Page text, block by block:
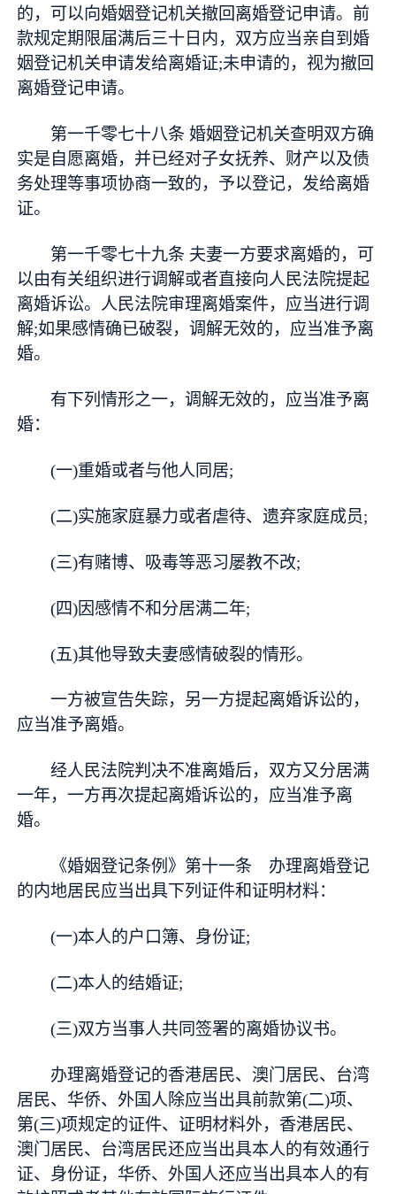
的，可以向婚姻登记机关撤回离婚登记申请。前
款规定期限届满后三十日内，双方应当亲自到婚
姻登记机关申请发给离婚证;未申请的，视为撤回
离婚登记申请。
第一千零七十八条 婚姻登记机关查明双方确
实是自愿离婚，并已经对子女抚养、财产以及债
务处理等事项协商一致的，予以登记，发给离婚
证。
第一千零七十九条 夫妻一方要求离婚的，可
以由有关组织进行调解或者直接向人民法院提起
离婚诉讼。人民法院审理离婚案件，应当进行调
解;如果感情确已破裂，调解无效的，应当准予离
婚。
有下列情形之一，调解无效的，应当准予离
婚：
(一)重婚或者与他人同居;
(二)实施家庭暴力或者虐待、遗弃家庭成员;
(三)有赌博、吸毒等恶习屡教不改;
(四)因感情不和分居满二年;
(五)其他导致夫妻感情破裂的情形。
一方被宣告失踪，另一方提起离婚诉讼的，
应当准予离婚。
经人民法院判决不准离婚后，双方又分居满
一年，一方再次提起离婚诉讼的，应当准予离
婚。
《婚姻登记条例》第十一条 办理离婚登记
的内地居民应当出具下列证件和证明材料：
(一)本人的户口簿、身份证;
(二)本人的结婚证;
(三)双方当事人共同签署的离婚协议书。
办理离婚登记的香港居民、澳门居民、台湾
居民、华侨、外国人除应当出具前款第(二)项、
第(三)项规定的证件、证明材料外，香港居民、
澳门居民、台湾居民还应当出具本人的有效通行
证、身份证，华侨、外国人还应当出具本人的有